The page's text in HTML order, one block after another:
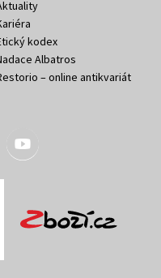
kodex
Albatros
– online antikvariát